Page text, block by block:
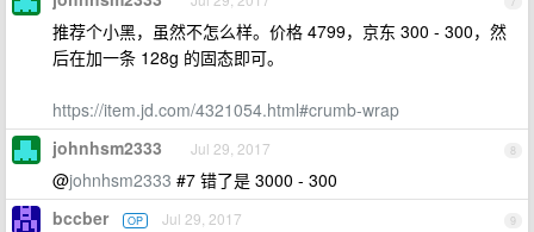
推荐个小黑，虽然不怎么样。价格 4799，京东 300 - 300，然
后在加一条 128g 的固态即可。
https://item.jd.com/4321054.html#crumb-wrap
8
johnhsm2333 Jul 29, 2017
@johnhsm2333 #7 错了是 3000 - 300
9
bccber OP Jul 29, 2017